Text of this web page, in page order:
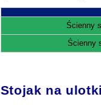
Ścienny
Ścienny
Stojak na